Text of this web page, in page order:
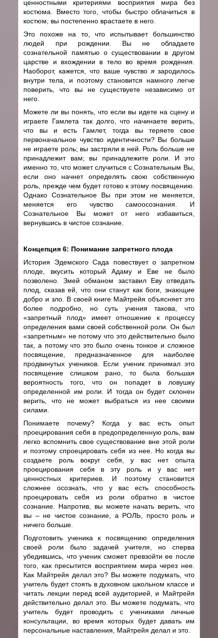
ценностными критериями восприятия мира без
костюма. Вместо того, чтобы быстро облачиться в
костюм, вы постепенно врастаете в него.
Это похоже на то, что испытывает большинство
людей при рождении. Вы не обладаете
сознательной памятью о существовании в другом
царстве и вхождении в тело во время рождения.
Наоборот, кажется, что ваше чувство язародилось
внутри тела, и поэтому становится намного легче
поверить, что вы не существуете независимо от
него.
Можете ли вы понять, что если вы идете на сцену и
играете Гамлета так долго, что начинаете верить,
что вы и есть Гамлет, тогда вы теряете свое
первоначальное чувство идентичности? Вы больше
не играете роль; вы застряли в ней. Роль больше не
принадлежит вам; вы принадлежите роли. И это
именно то, что может случиться с Сознательным Вы,
если оно начнет определять свою собственную
роль, прежде чем будет готово к этому посвящению.
Однако Сознательное Вы при этом не меняется,
меняется его чувство самоосознания. И
Сознательное Вы может от него избавиться,
вернувшись в чистое сознание.
Концепция 6: Понимание запретного плода
История Эдемского Сада повествует о запретном
плоде, вкусить который Адаму и Еве не было
позволено. Змей обманом заставил Еву отведать
плод, сказав ей, что они станут как боги, знающие
добро и зло. В своей книге Майтрейя объясняет это
более подробно, но суть учения такова, что
«запретный плод» имеет отношение к процессу
определения вами своей собственной роли. Он был
«запретным» не потому что это действительно было
так, а потому что это было очень тонкое и сложное
посвящение, предназначенное для наиболее
продвинутых учеников. Если ученик принимал это
посвящение слишком рано, то была большая
вероятность того, что он попадет в ловушку
определенной им роли. И тогда он будет склонен
верить, что не может выбраться из нее своими
силами.
Понимаете почему? Когда у вас есть опыт
проецирования себя в предопределенную роль, вам
легко вспомнить свое существование вне этой роли
и поэтому спроецировать себя из нее. Но когда вы
создаете роль вокруг себя, у вас нет опыта
проецирования себя в эту роль и у вас нет
ценностных критериев. И поэтому становится
сложнее осознать, что у вас есть способность
проецировать себя из роли обратно в чистое
сознание. Напротив, вы можете начать верить, что
вы – не чистое сознание, а РОЛЬ, просто роль и
ничего больше.
Подготовить ученика к посвящению определения
своей роли было задачей учителя, но сперва
убедившись, что ученик сможет превзойти ее после
того, как пресытится восприятием мира через нее.
Как Майтрейя делал это? Вы можете подумать, что
учитель будет стоять в духовном школьном классе и
читать лекции перед всей аудиторией, и Майтрейя
действительно делал это. Вы можете подумать, что
учитель будет проводить с учениками личные
консультации, во время которых будет давать им
персональные наставления, Майтрейя делал и это.